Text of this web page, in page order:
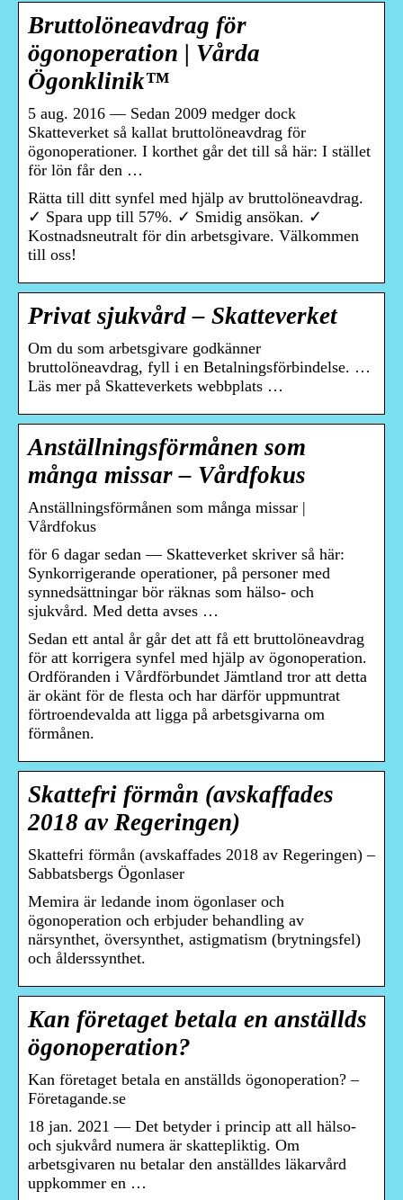
Bruttolöneavdrag för
ögonoperation | Vårda
Ögonklinik™
5 aug. 2016 — Sedan 2009 medger dock
Skatteverket så kallat bruttolöneavdrag för
ögonoperationer. I korthet går det till så här: I stället
för lön får den …
Rätta till ditt synfel med hjälp av bruttolöneavdrag.
✓ Spara upp till 57%. ✓ Smidig ansökan. ✓
Kostnadsneutralt för din arbetsgivare. Välkommen
till oss!
Privat sjukvård – Skatteverket
Om du som arbetsgivare godkänner
bruttolöneavdrag, fyll i en Betalningsförbindelse. …
Läs mer på Skatteverkets webbplats …
Anställningsförmånen som
många missar – Vårdfokus
Anställningsförmånen som många missar |
Vårdfokus
för 6 dagar sedan — Skatteverket skriver så här:
Synkorrigerande operationer, på personer med
synnedsättningar bör räknas som hälso- och
sjukvård. Med detta avses …
Sedan ett antal år går det att få ett bruttolöneavdrag
för att korrigera synfel med hjälp av ögonoperation.
Ordföranden i Vårdförbundet Jämtland tror att detta
är okänt för de flesta och har därför uppmuntrat
förtroendevalda att ligga på arbetsgivarna om
förmånen.
Skattefri förmån (avskaffades
2018 av Regeringen)
Skattefri förmån (avskaffades 2018 av Regeringen) –
Sabbatsbergs Ögonlaser
Memira är ledande inom ögonlaser och
ögonoperation och erbjuder behandling av
närsynthet, översynthet, astigmatism (brytningsfel)
och ålderssynthet.
Kan företaget betala en anställds
ögonoperation?
Kan företaget betala en anställds ögonoperation? –
Företagande.se
18 jan. 2021 — Det betyder i princip att all hälso-
och sjukvård numera är skattepliktig. Om
arbetsgivaren nu betalar den anställdes läkarvård
uppkommer en …